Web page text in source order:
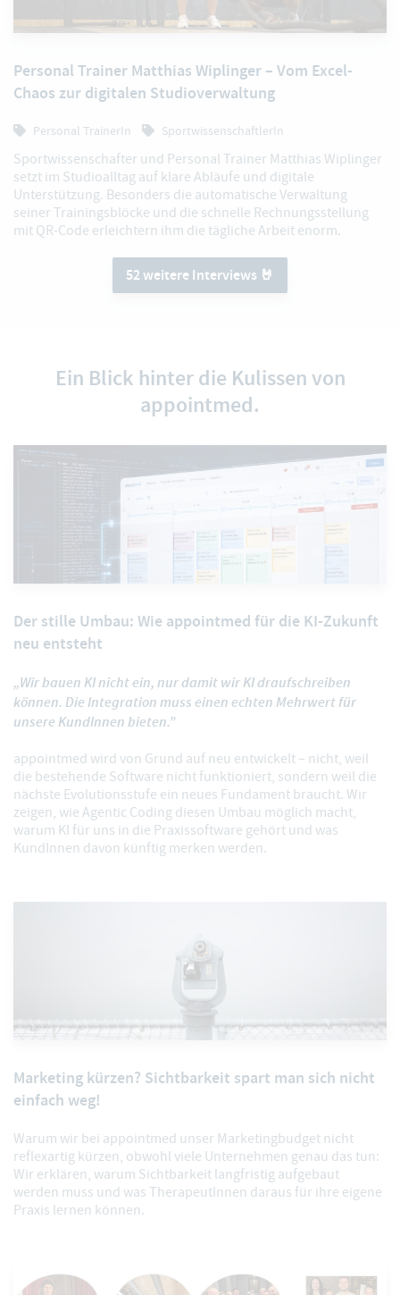
Personal Trainer Matthias Wiplinger – Vom Excel-
Chaos zur digitalen Studioverwaltung
Personal TrainerIn SportwissenschaftlerIn
Sportwissenschafter und Personal Trainer Matthias Wiplinger
setzt im Studioalltag auf klare Abläufe und digitale
Unterstützung. Besonders die automatische Verwaltung
seiner Trainingsblöcke und die schnelle Rechnungsstellung
mit QR-Code erleichtern ihm die tägliche Arbeit enorm.
52 weitere Interviews 🤘
Ein Blick hinter die Kulissen von
appointmed.
Der stille Umbau: Wie appointmed für die KI-Zukunft
neu entsteht
„Wir bauen KI nicht ein, nur damit wir KI draufschreiben
können. Die Integration muss einen echten Mehrwert für
unsere KundInnen bieten.”
appointmed wird von Grund auf neu entwickelt – nicht, weil
die bestehende Software nicht funktioniert, sondern weil die
nächste Evolutionsstufe ein neues Fundament braucht. Wir
zeigen, wie Agentic Coding diesen Umbau möglich macht,
warum KI für uns in die Praxissoftware gehört und was
KundInnen davon künftig merken werden.
Marketing kürzen? Sichtbarkeit spart man sich nicht
einfach weg!
Warum wir bei appointmed unser Marketingbudget nicht
reflexartig kürzen, obwohl viele Unternehmen genau das tun:
Wir erklären, warum Sichtbarkeit langfristig aufgebaut
werden muss und was TherapeutInnen daraus für ihre eigene
Praxis lernen können.